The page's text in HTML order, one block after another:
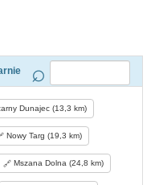
Dunajec (13,3 km)
Nowy Targ (19,3 km)
Mszana Dolna (24,8 km)